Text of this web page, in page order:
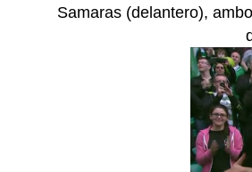
Samaras (delantero),